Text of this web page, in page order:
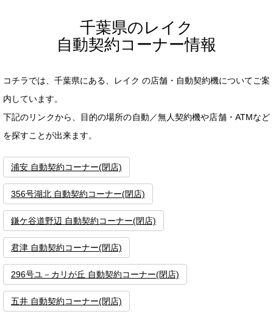
千葉県のレイク
自動契約コーナー情報
コチラでは、千葉県にある、レイク の店舗・自動契約機についてご案
内しています。
下記のリンクから、目的の場所の自動／無人契約機や店舗・ATMなど
を探すことが出来ます。
浦安 自動契約コーナー(閉店)
356号湖北 自動契約コーナー(閉店)
鎌ケ谷道野辺 自動契約コーナー(閉店)
君津 自動契約コーナー(閉店)
296号ユ－カリが丘 自動契約コーナー(閉店)
五井 自動契約コーナー(閉店)